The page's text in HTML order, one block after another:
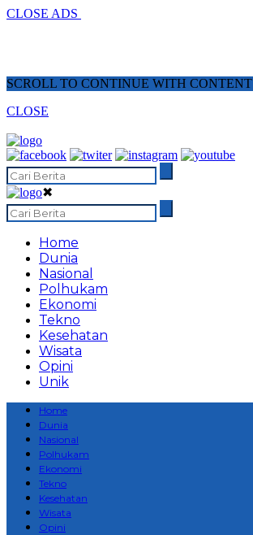
CLOSE ADS
SCROLL TO CONTINUE WITH CONTENT
CLOSE
✖
Home
Dunia
Nasional
Polhukam
Ekonomi
Tekno
Kesehatan
Wisata
Opini
Unik
Home
Dunia
Nasional
Polhukam
Ekonomi
Tekno
Kesehatan
Wisata
Opini